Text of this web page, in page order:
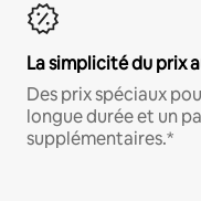
La simplicité du prix
Des prix spéciaux
longue durée et un
supplémentaires.*